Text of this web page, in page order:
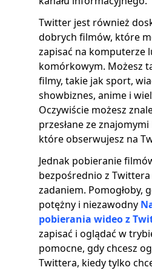
Twitter jest również
dobrych filmów, które
zapisać na komputerze
komórkowym. Możesz
filmy, takie jak sport,
showbiznes, anime i
Oczywiście możesz
przesłane ze
które obserwujesz na
Jednak pobieranie
bezpośrednio z Twittera
zadaniem. Pomogłoby,
potężny i niezawodny
pobierania wideo z
zapisać i oglądać w
pomocne, gdy chcesz
Twittera, kiedy tylko